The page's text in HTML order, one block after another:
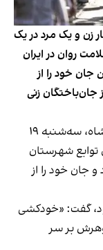
زن و یک مرد در یک
روان در ایران
جان خود را از
جا‌ن‌باختگان زنی
علی کرمی، رییس پلیس آگاهی استان کرمانشاه، سه‌شنبه ۱۹
توابع شهرستان
کرد و جان خود را از
بود، گفت: «خودکشی
بر سر